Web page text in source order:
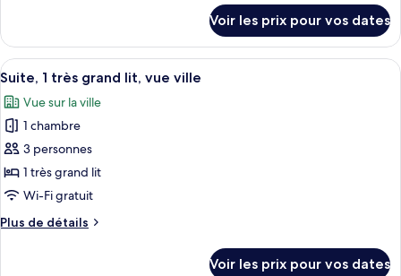
Masters)
ville
(Grand
Masters)
très
grand
lit,
vue
ville
(State)
le
type
de
Chambre,
grand
lit,
vue
ville
(State)
Voir les prix pour vos dates
Afficher
toutes
les
photos
pour
ce
type
chambre :
Une chambre d’hôtel moderne avec
2
Suite, 1 très grand lit, vue ville
Vue sur la ville
1 chambre
3 personnes
1 très grand lit
Wi-Fi gratuit
Plus de détails
Plus
Voir les prix pour vos dates